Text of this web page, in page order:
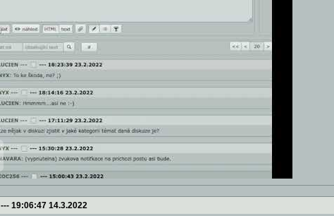
--- 19:06:47 14.3.2022